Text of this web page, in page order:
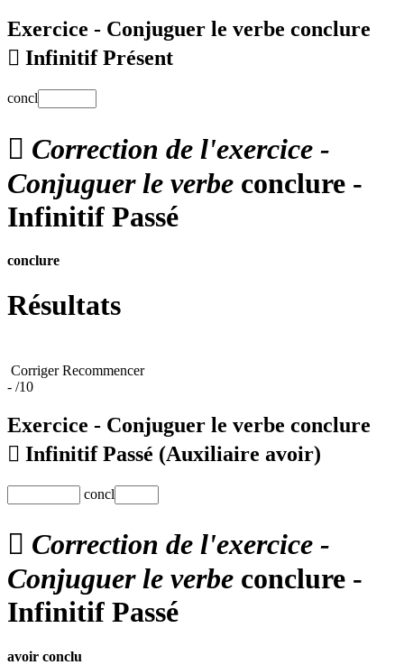
Exercice - Conjuguer le verbe conclure
 Infinitif Présent
concl
 Correction de l'exercice -
Conjuguer le verbe conclure -
Infinitif Passé
conclure
Résultats
CorrigerRecommencer
- /10
Exercice - Conjuguer le verbe conclure
 Infinitif Passé (Auxiliaire avoir)
concl
 Correction de l'exercice -
Conjuguer le verbe conclure -
Infinitif Passé
avoir conclu